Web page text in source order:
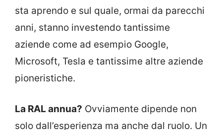
sta aprendo e sul quale, ormai da parecchi
anni, stanno investendo tantissime
aziende come ad esempio Google,
Microsoft, Tesla e tantissime altre aziende
pioneristiche.
La RAL annua? Ovviamente dipende non
solo dall’esperienza ma anche dal ruolo. Un